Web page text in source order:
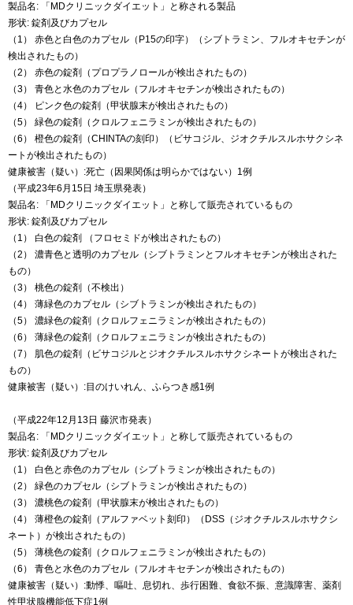
製品名: 「MDクリニックダイエット」と称される製品
形状: 錠剤及びカプセル
（1） 赤色と白色のカプセル（P15の印字）（シブトラミン、フルオキセチンが
検出されたもの）
（2） 赤色の錠剤（プロプラノロールが検出されたもの）
（3） 青色と水色のカプセル（フルオキセチンが検出されたもの）
（4） ピンク色の錠剤（甲状腺末が検出されたもの）
（5） 緑色の錠剤（クロルフェニラミンが検出されたもの）
（6） 橙色の錠剤（CHINTAの刻印）（ビサコジル、ジオクチルスルホサクシネ
ートが検出されたもの）
健康被害（疑い）:死亡（因果関係は明らかではない）1例
（平成23年6月15日 埼玉県発表）
製品名: 「MDクリニックダイエット」と称して販売されているもの
形状: 錠剤及びカプセル
（1） 白色の錠剤 （フロセミドが検出されたもの）
（2） 濃青色と透明のカプセル（シブトラミンとフルオキセチンが検出された
もの）
（3） 桃色の錠剤（不検出）
（4） 薄緑色のカプセル（シブトラミンが検出されたもの）
（5） 濃緑色の錠剤（クロルフェニラミンが検出されたもの）
（6） 薄緑色の錠剤（クロルフェニラミンが検出されたもの）
（7） 肌色の錠剤（ビサコジルとジオクチルスルホサクシネートが検出された
もの）
健康被害（疑い）:目のけいれん、ふらつき感1例
（平成22年12月13日 藤沢市発表）
製品名: 「MDクリニックダイエット」と称して販売されているもの
形状: 錠剤及びカプセル
（1） 白色と赤色のカプセル（シブトラミンが検出されたもの）
（2） 緑色のカプセル（シブトラミンが検出されたもの）
（3） 濃桃色の錠剤（甲状腺末が検出されたもの）
（4） 薄橙色の錠剤（アルファベット刻印）（DSS（ジオクチルスルホサクシ
ネート）が検出されたもの）
（5） 薄桃色の錠剤（クロルフェニラミンが検出されたもの）
（6） 青色と水色のカプセル（フルオキセチンが検出されたもの）
健康被害（疑い）:動悸、嘔吐、息切れ、歩行困難、食欲不振、意識障害、薬剤
性甲状腺機能低下症1例